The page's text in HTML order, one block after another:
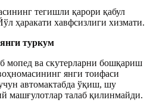
тегишли қарори қабул
ҳаракати хавфсизлиги хизмати.
туркум
мопед ва скутерларни бошқариш
янги тоифаси
автомактабда ўқиш, шу
машғулотлар талаб қилинмайди.